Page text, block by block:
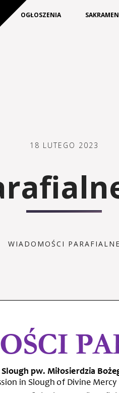
OGŁOSZENIA
18 LUTEGO 2023
WIADOMOŚCI PARAFIALNE